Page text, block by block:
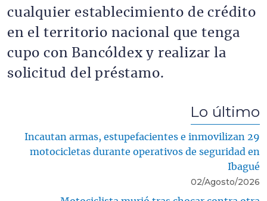
cualquier establecimiento de crédito
en el territorio nacional que tenga
cupo con Bancóldex y realizar la
solicitud del préstamo.
Lo último
Incautan armas, estupefacientes e inmovilizan 29
motocicletas durante operativos de seguridad en
Ibagué
02/Agosto/2026